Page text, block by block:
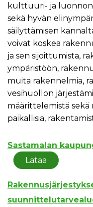
kulttuuri- ja
sekä hyvän
säilyttämisen
voivat koskea
ja sen sijoittumista,
ympäristöön,
muita rakennelmia,
vesihuollon
määrittelemistä
paikallisia,
Sastamalan
Lataa